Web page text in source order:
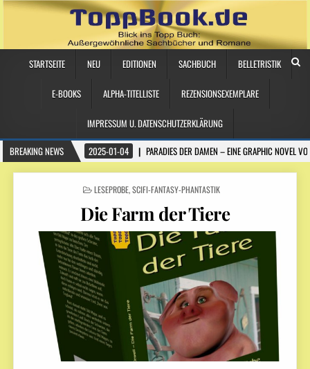
STARTSEITE NEU EDITIONEN SACHBUCH BELLETRISTIK
E-BOOKS ALPHA-TITELLISTE REZENSIONSEXEMPLARE
IMPRESSUM U. DATENSCHUTZERKLÄRUNG
BREAKING NEWS
2025-01-04 PARADIES DER DAMEN – EINE GRAPHIC NOVEL
POSTED
LESEPROBE,SCIFI-FANTASY-PHANTASTIK
Die Farm der Tiere